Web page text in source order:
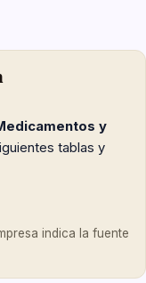
y
tablas y
indica la fuente